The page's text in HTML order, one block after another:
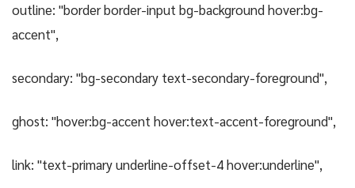
outline: "border border-input bg-background hover:bg-
accent",
secondary: "bg-secondary text-secondary-foreground",
ghost: "hover:bg-accent hover:text-accent-foreground",
link: "text-primary underline-offset-4 hover:underline",